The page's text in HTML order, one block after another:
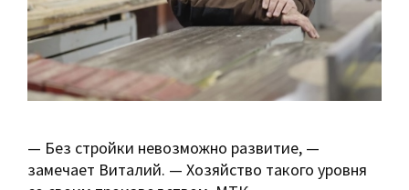
— Без стройки невозможно развитие, —
замечает Виталий. — Хозяйство такого уровня